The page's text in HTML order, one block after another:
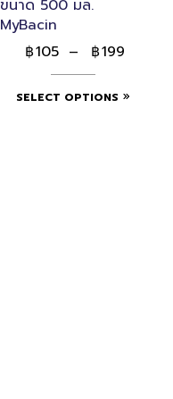
ขนาด 500 มล.
MyBacin
฿105 – ฿199
SELECT OPTIONS